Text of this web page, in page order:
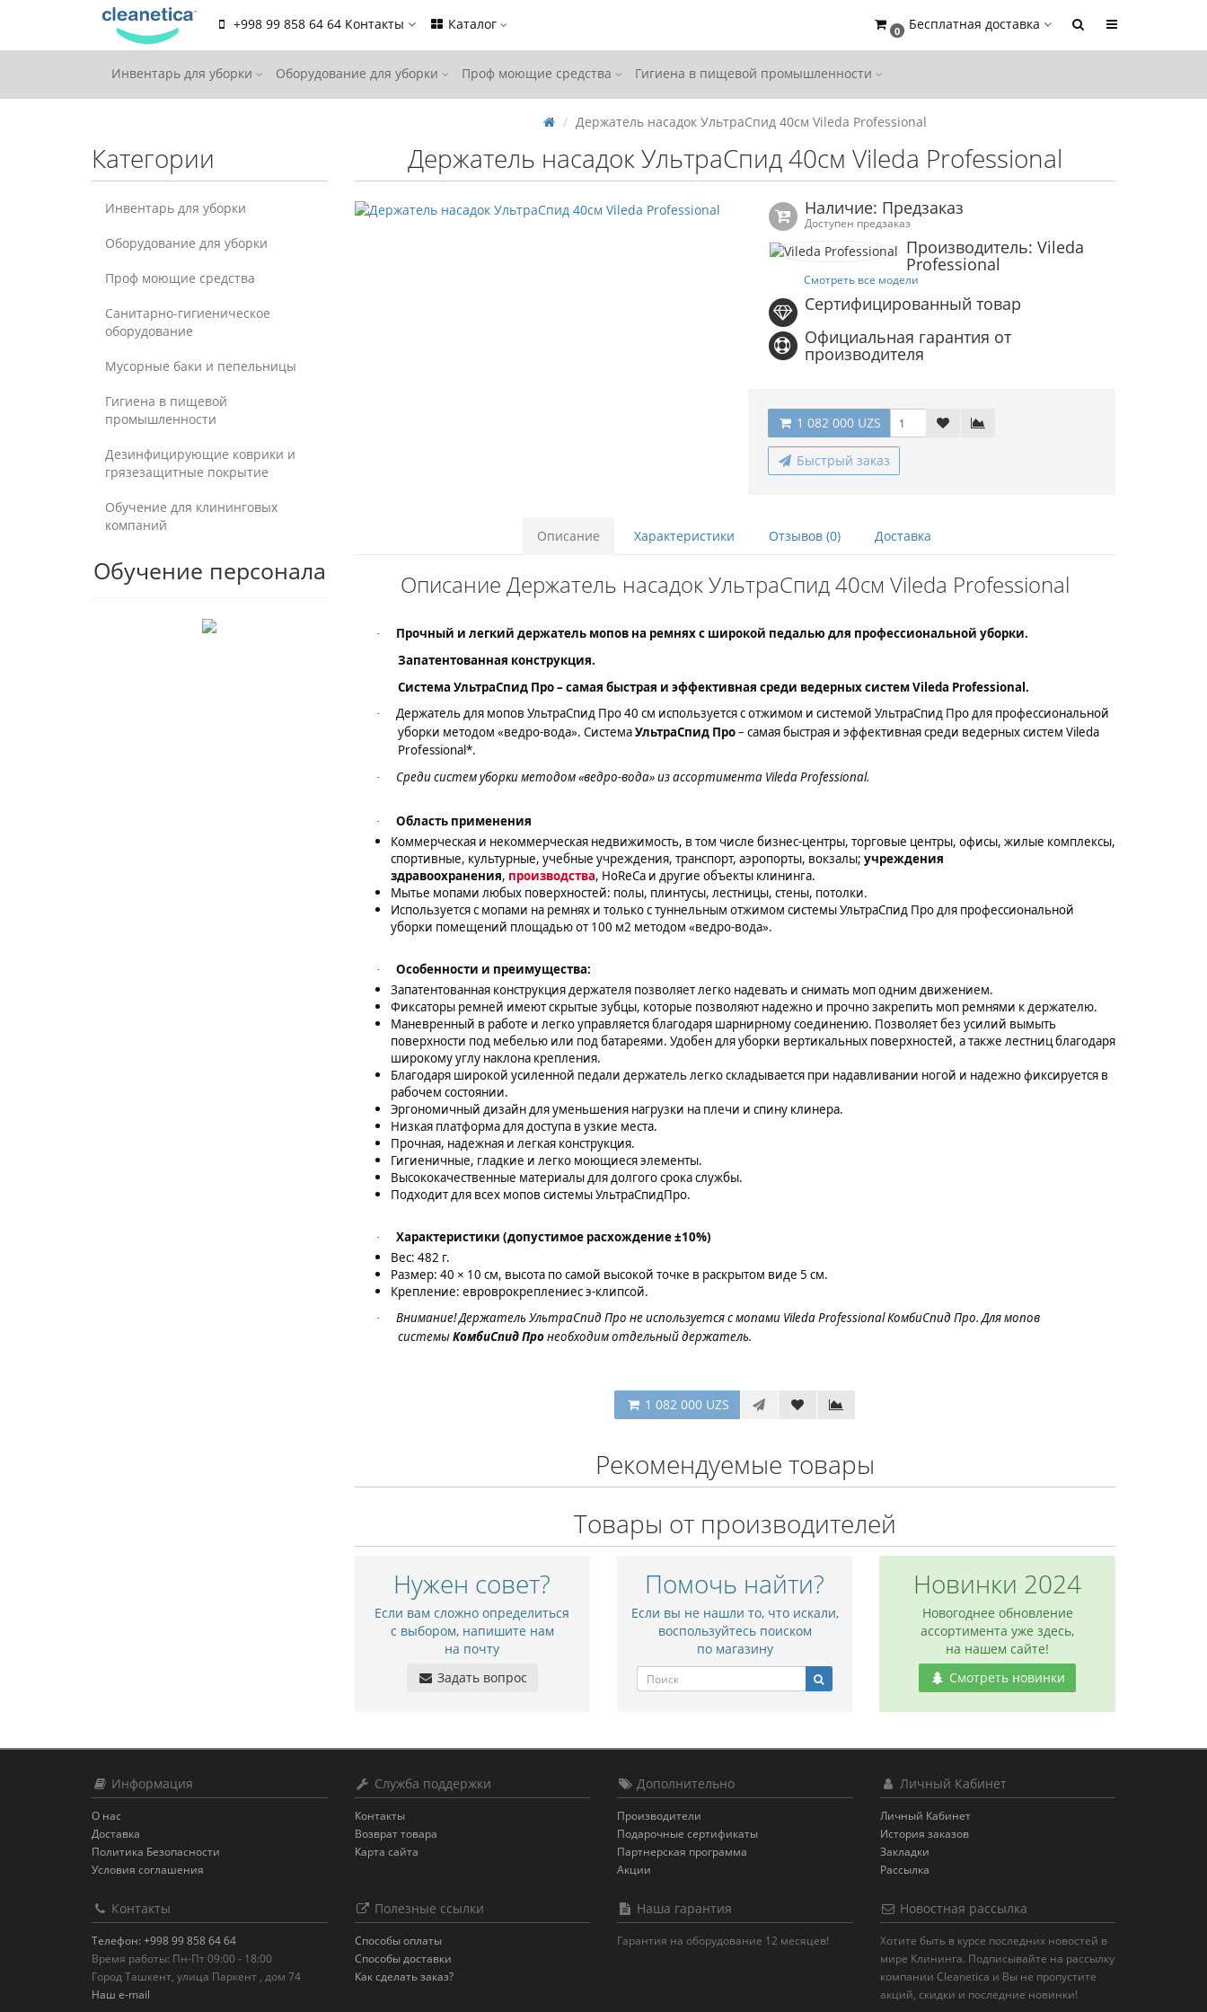
+998 99 858 64 64 Контакты Каталог 0 Бесплатная доставка
Инвентарь для уборки Оборудование для уборки Проф моющие средства Гигиена в пищевой промышленности
Категории
Инвентарь для уборки
Оборудование для уборки
Проф моющие средства
Санитарно-гигиеническое
оборудование
Мусорные баки и пепельницы
Гигиена в пищевой
промышленности
Дезинфицирующие коврики и
грязезащитные покрытие
Обучение для клининговых
компаний
Обучение персонала
Держатель насадок УльтраСпид 40см Vileda Professional
Держатель насадок УльтраСпид 40см Vileda Professional
Наличие: Предзаказ
Доступен предзаказ
Производитель: Vileda
Professional
Смотреть все модели
Сертифицированный товар
Официальная гарантия от
производителя
1 082 000 UZS
Быстрый заказ
Описание Характеристики Отзывов (0) Доставка
Описание Держатель насадок УльтраСпид 40см Vileda Professional
·
Прочный и легкий держатель мопов на ремнях с широкой педалью для профессиональной уборки.
Запатентованная конструкция.
Система УльтраСпид Про – самая быстрая и эффективная среди ведерных систем Vileda Professional.
·
Держатель для мопов УльтраСпид Про 40 см используется с отжимом и системой УльтраСпид Про для профессиональной
уборки методом «ведро-вода». СистемаУльтраСпид Про– самая быстрая и эффективная среди ведерных систем Vileda
Professional*.
· Среди систем уборки методом «ведро-вода» из ассортимента Vileda Professional.
·
Область применения
Коммерческая и некоммерческая недвижимость, в том числе бизнес-центры, торговые центры, офисы, жилые комплексы,
спортивные, культурные, учебные учреждения, транспорт, аэропорты, вокзалы; учреждения
здравоохранения, производства, HoReCa и другие объекты клининга.
Мытье мопами любых поверхностей: полы, плинтусы, лестницы, стены, потолки.
Используется с мопами на ремнях и только с туннельным отжимом системы УльтраСпид Про для профессиональной
уборки помещений площадью от 100 м2 методом «ведро-вода».
·
Особенности и преимущества:
Запатентованная конструкция держателя позволяет легко надевать и снимать моп одним движением.
Фиксаторы ремней имеют скрытые зубцы, которые позволяют надежно и прочно закрепить моп ремнями к держателю.
Маневренный в работе и легко управляется благодаря шарнирному соединению. Позволяет без усилий вымыть
поверхности под мебелью или под батареями. Удобен для уборки вертикальных поверхностей, а также лестниц благодаря
широкому углу наклона крепления.
Благодаря широкой усиленной педали держатель легко складывается при надавливании ногой и надежно фиксируется в
рабочем состоянии.
Эргономичный дизайн для уменьшения нагрузки на плечи и спину клинера.
Низкая платформа для доступа в узкие места.
Прочная, надежная и легкая конструкция.
Гигиеничные, гладкие и легко моющиеся элементы.
Высококачественные материалы для долгого срока службы.
Подходит для всех мопов системы УльтраСпидПро.
·
Характеристики (допустимое расхождение ±10%)
Вес: 482 г.
Размер: 40 × 10 см, высота по самой высокой точке в раскрытом виде 5 см.
Крепление: евроврокреплениес э-клипсой.
·
Внимание! Держатель УльтраСпид Про не используется с мопами Vileda Professional КомбиСпид Про. Для мопов
системыКомбиСпид Пронеобходим отдельный держатель.
1 082 000 UZS
Рекомендуемые товары
Товары от производителей
Нужен совет?
Если вам сложно определиться
с выбором, напишите нам
на почту
Задать вопрос
Помочь найти?
Если вы не нашли то, что искали,
воспользуйтесь поиском
по магазину
Новинки 2024
Новогоднее обновление
ассортимента уже здесь,
на нашем сайте!
Смотреть новинки
Информация
О нас
Доставка
Политика Безопасности
Условия соглашения
Служба поддержки
Контакты
Возврат товара
Карта сайта
Дополнительно
Производители
Подарочные сертификаты
Партнерская программа
Акции
Личный Кабинет
Личный Кабинет
История заказов
Закладки
Рассылка
Контакты
Телефон: +998 99 858 64 64
Время работы: Пн-Пт 09:00 - 18:00
Город Ташкент, улица Паркент , дом 74
Наш e-mail
Полезные ссылки
Способы оплаты
Способы доставки
Как сделать заказ?
Наша гарантия
Гарантия на оборудование 12 месяцев!
Новостная рассылка
Хотите быть в курсе последних новостей в
мире Клининга. Подписывайте на рассылку
компании Cleanetica и Вы не пропустите
акций, скидки и последние новинки!